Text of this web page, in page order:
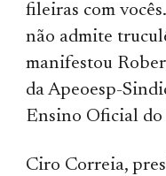
fileiras com
não admite
manifestou
da Apeoesp-
Ensino Oficial do
Ciro Correia,